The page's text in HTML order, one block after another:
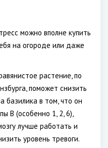
можно вполне купить
на огороде или даже
растение, по
поможет снизить
базилика в том, что он
В (особенно 1, 2, 6),
лучше работать и
уровень тревоги.